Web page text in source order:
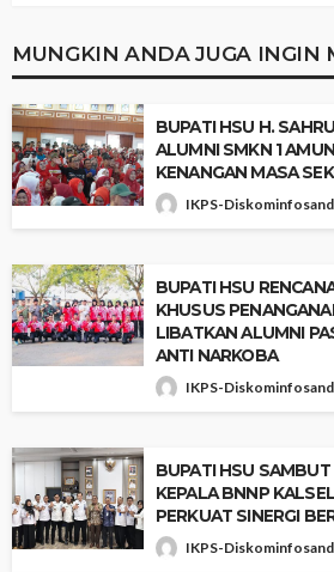
MUNGKIN ANDA JUGA INGIN
‎BUPATI HSU H.
ALUMNI SMKN 1
KENANGAN MASA
IKPS-
BUPATI HSU
KHUSUS
LIBATKAN ALUMNI
ANTI NARKOBA
IKPS-
‎BUPATI HSU SAMBUT
KEPALA BNNP
PERKUAT SINERGI
IKPS-